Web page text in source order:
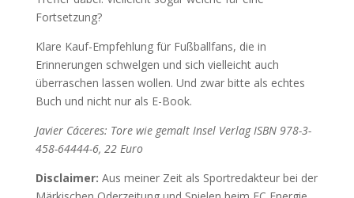
Fortsetzung?
Klare Kauf-Empfehlung für Fußballfans, die in
Erinnerungen schwelgen und sich vielleicht auch
überraschen lassen wollen. Und zwar bitte als echtes
Buch und nicht nur als E-Book.
Javier Cáceres: Tore wie gemalt Insel Verlag ISBN 978-3-
458-64444-6, 22 Euro
Disclaimer: Aus meiner Zeit als Sportredakteur bei der